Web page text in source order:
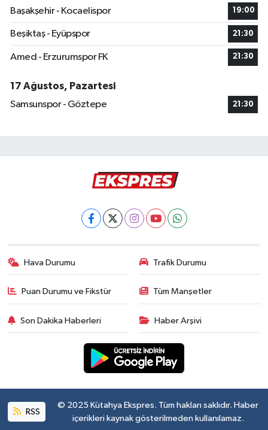
Başakşehir - Kocaelispor
19:00
Beşiktaş - Eyüpspor 21:30
Amed - Erzurumspor FK 21:30
17 Ağustos, Pazartesi
Samsunspor - Göztepe
21:30
Hava Durumu Trafik Durumu
Puan Durumu ve Fikstür Tüm Manşetler
Son Dakika Haberleri Haber Arşivi
RSS
© 2025 Kütahya Ekspres. Tüm hakları saklıdır. Haber
içerikleri kaynak gösterilmeden kullanılamaz.